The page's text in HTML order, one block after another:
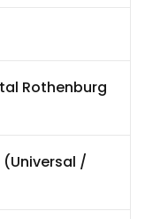
Rothenburg
(Universal /